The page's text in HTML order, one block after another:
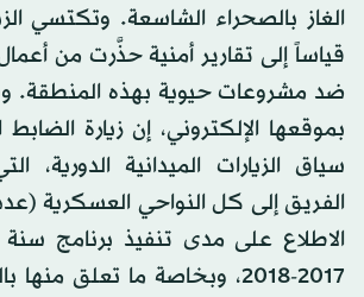
الغاز بالصحراء الشاسعة. وتكتسي
قياساً إلى تقارير أمنية حذَّرت من
ضد مشروعات حيوية بهذه المنطقة.
بموقعها الإلكتروني، إن زيارة
سياق الزيارات الميدانية الدورية،
الفريق إلى كل النواحي العسكرية
الاطلاع على مدى تنفيذ برنامج سنة
2017-2018، وبخاصة ما تعلق منها